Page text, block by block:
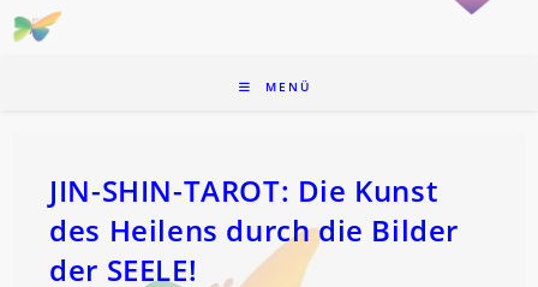
MENÜ
JIN-SHIN-TAROT: Die Kunst
des Heilens durch die Bilder
der SEELE!